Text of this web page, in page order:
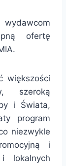
ofertę
większości
szeroką
i Świata,
program
niezwykle
i
i lokalnych